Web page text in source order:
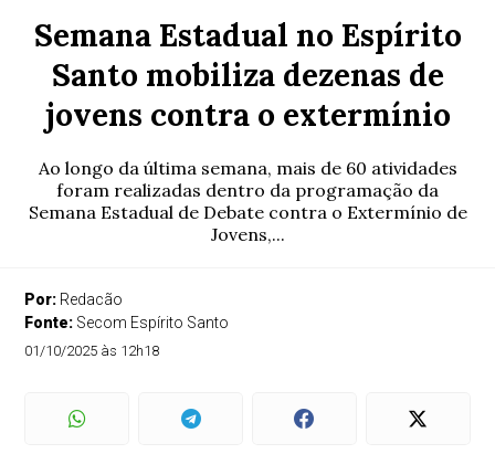
Semana Estadual no Espírito
Santo mobiliza dezenas de
jovens contra o extermínio
Ao longo da última semana, mais de 60 atividades
foram realizadas dentro da programação da
Semana Estadual de Debate contra o Extermínio de
Jovens,...
Por: Redacão
Fonte: Secom Espírito Santo
01/10/2025 às 12h18